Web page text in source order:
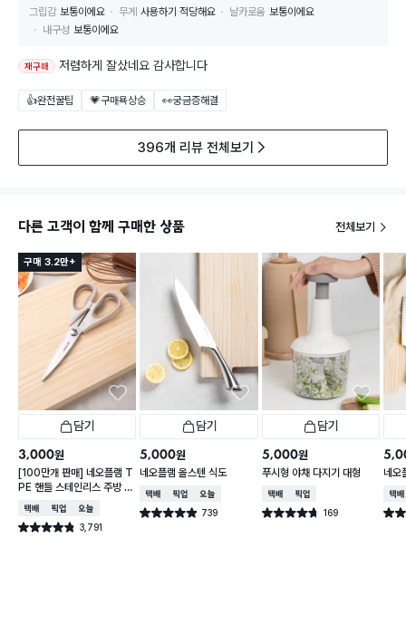
그립감 보통이에요 무게 사용하기 적당해요 날카로움 보통이에요
내구성 보통이에요
재구매 저렴하게 잘샀네요 감사합니다
👍완전꿀팁 💗구매욕상승 👀궁금증해결
396개 리뷰 전체보기
다른 고객이 함께 구매한 상품 전체보기
구매 3.2만+
담기
3,000원
[100만개 판매] 네오플램 T
PE 핸들 스테인리스 주방 가
위
택배배송매장픽업오늘배송
별점 4.8점 3,791
건 작성
담기
5,000원
네오플램 올스텐 식도
택배배송매장픽업오늘배송
별점 4.9점 739
건 작성
담기
5,000원
푸시형 야채 다지기 대형
택배배송매장픽업
별점 4.7점 169
건 작성
네오
택배
별점